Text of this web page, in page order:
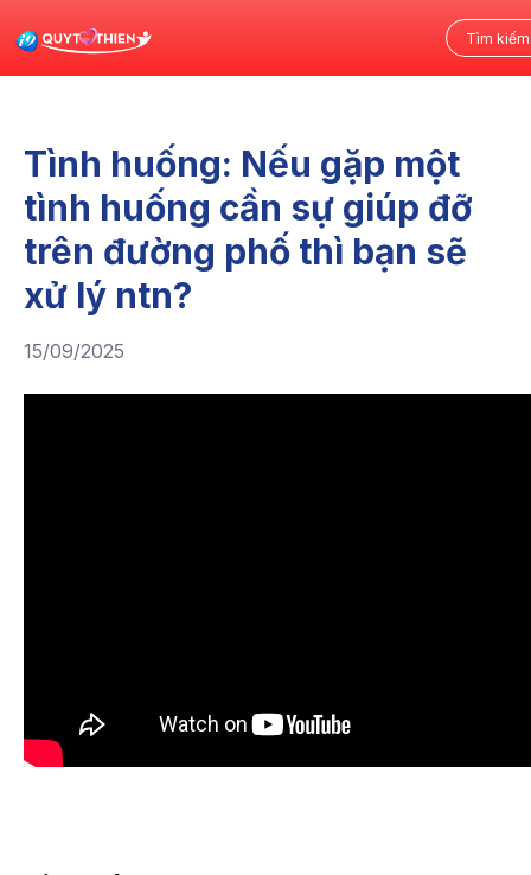
Tình huống: Nếu gặp một
tình huống cần sự giúp đỡ
trên đường phố thì bạn sẽ
xử lý ntn?
15/09/2025